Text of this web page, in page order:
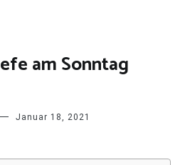
am Sonntag
Januar 18, 2021